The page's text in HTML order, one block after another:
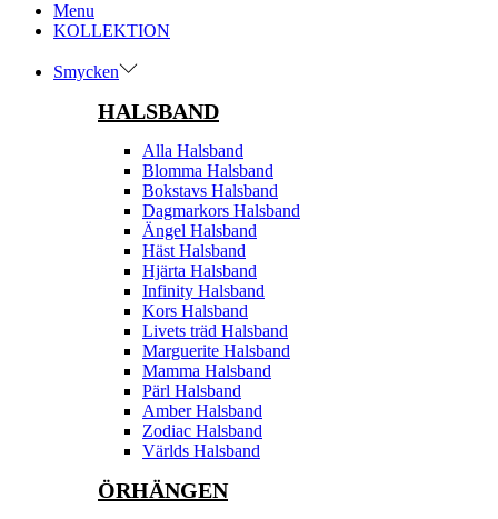
Menu
KOLLEKTION
Smycken
HALSBAND
Alla Halsband
Blomma Halsband
Bokstavs Halsband
Dagmarkors Halsband
Ängel Halsband
Häst Halsband
Hjärta Halsband
Infinity Halsband
Kors Halsband
Livets träd Halsband
Marguerite Halsband
Mamma Halsband
Pärl Halsband
Amber Halsband
Zodiac Halsband
Världs Halsband
ÖRHÄNGEN